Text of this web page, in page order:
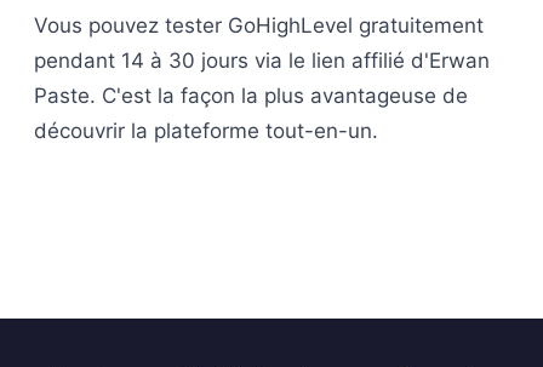
Vous pouvez tester GoHighLevel gratuitement
pendant 14 à 30 jours via le lien affilié d'Erwan
Paste. C'est la façon la plus avantageuse de
découvrir la plateforme tout-en-un.